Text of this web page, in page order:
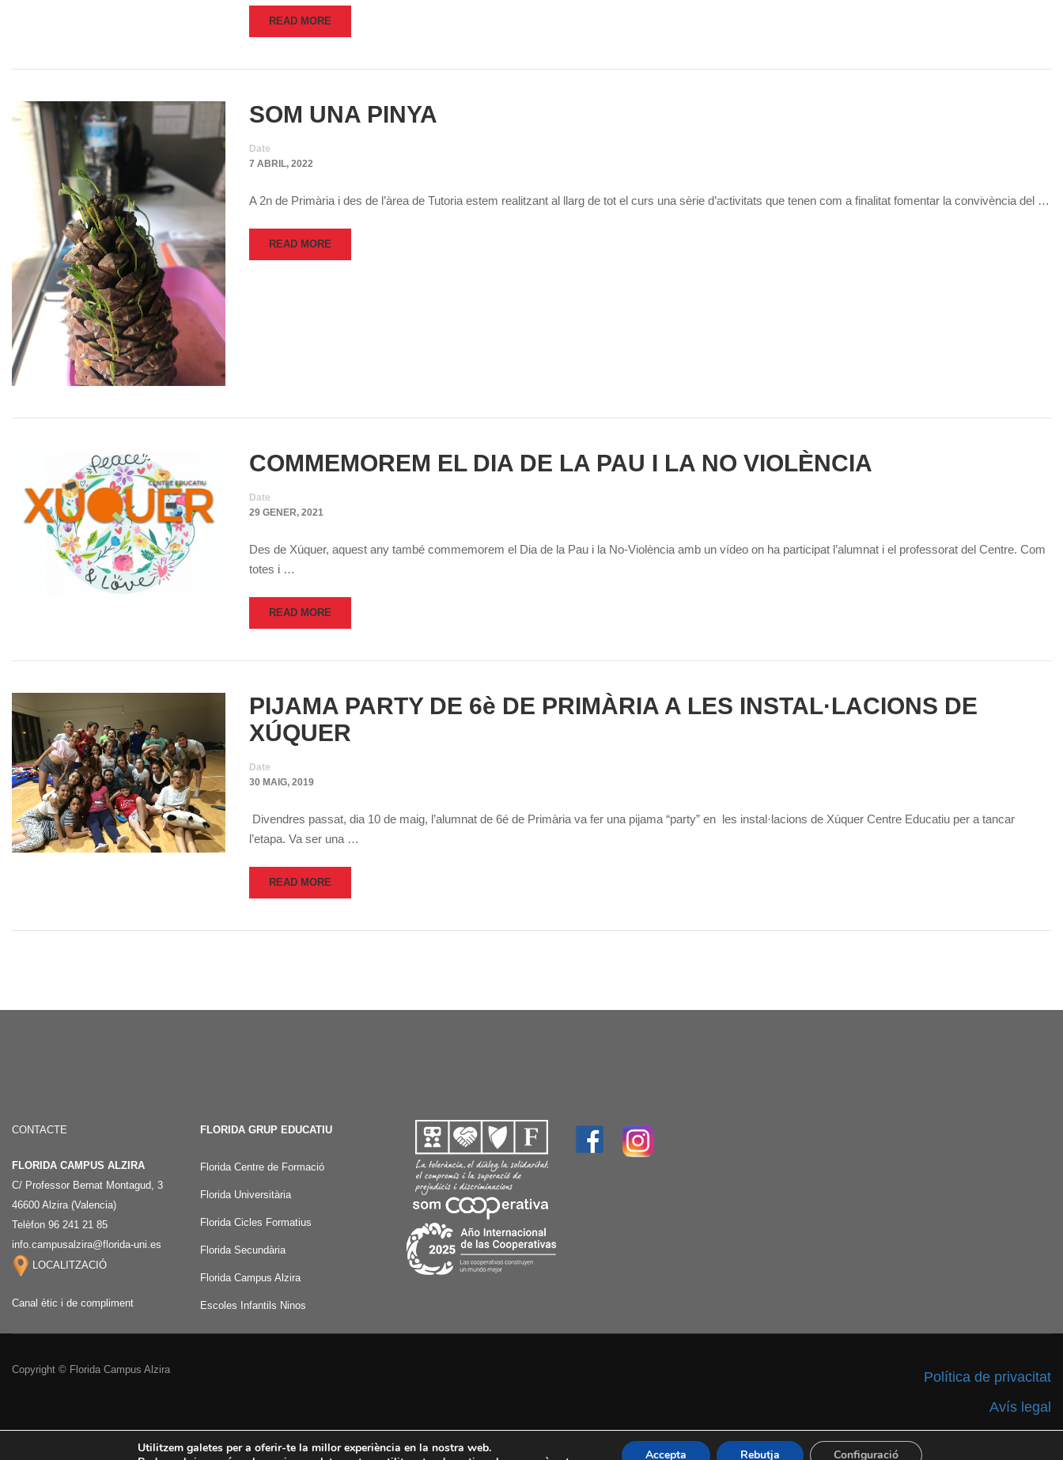
READ MORE
SOM UNA PINYA
Date
7 ABRIL, 2022
A 2n de Primària i des de l’àrea de Tutoria estem realitzant al llarg de tot el curs una sèrie d’activitats que tenen com a finalitat fomentar la convivència del …
READ MORE
COMMEMOREM EL DIA DE LA PAU I LA NO VIOLÈNCIA
Date
29 GENER, 2021
Des de Xúquer, aquest any també commemorem el Dia de la Pau i la No-Violència amb un vídeo on ha participat l’alumnat i el professorat del Centre. Com
totes i …
READ MORE
PIJAMA PARTY DE 6è DE PRIMÀRIA A LES INSTAL·LACIONS DE
XÚQUER
Date
30 MAIG, 2019
Divendres passat, dia 10 de maig, l’alumnat de 6é de Primària va fer una pijama “party” en les instal·lacions de Xúquer Centre Educatiu per a tancar
l’etapa. Va ser una …
READ MORE
CONTACTE
FLORIDA CAMPUS ALZIRA
C/ Professor Bernat Montagud, 3
46600 Alzira (Valencia)
Telèfon 96 241 21 85
info.campusalzira@florida-uni.es
LOCALITZACIÓ
Canal ètic i de compliment
FLORIDA GRUP EDUCATIU
Florida Centre de Formació
Florida Universitària
Florida Cicles Formatius
Florida Secundària
Florida Campus Alzira
Escoles Infantils Ninos
Copyright © Florida Campus Alzira
Política de privacitat
Avís legal
Utilitzem galetes per a oferir-te la millor experiència en la nostra web.
Accepta Rebutja Configuració